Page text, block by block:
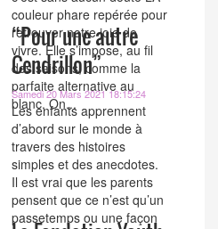
couleur phare repérée pour
retrouver notre joie de
vivre. Elle s’impose, au fil
des saisons, comme la
parfaite alternative au
blanc. On...
“Pour une autre
Cendrillon”
Samedi 20 Mars 2021 18:15:24
Les enfants apprennent
d’abord sur le monde à
travers des histoires
simples et des anecdotes.
Il est vrai que les parents
pensent que ce n’est qu’un
passetemps ou une façon